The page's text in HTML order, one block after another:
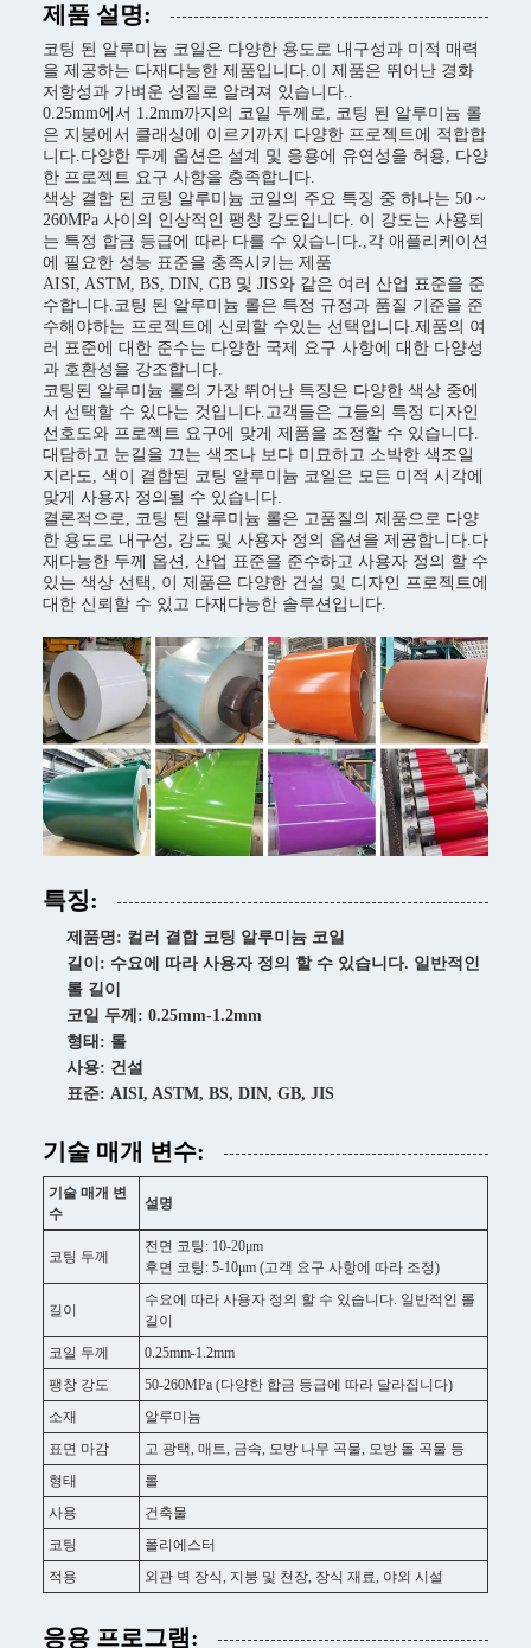
제품 설명:
코팅 된 알루미늄 코일은 다양한 용도로 내구성과 미적 매력
을 제공하는 다재다능한 제품입니다.이 제품은 뛰어난 경화
저항성과 가벼운 성질로 알려져 있습니다..
0.25mm에서 1.2mm까지의 코일 두께로, 코팅 된 알루미늄 롤
은 지붕에서 클래싱에 이르기까지 다양한 프로젝트에 적합합
니다.다양한 두께 옵션은 설계 및 응용에 유연성을 허용, 다양
한 프로젝트 요구 사항을 충족합니다.
색상 결합 된 코팅 알루미늄 코일의 주요 특징 중 하나는 50 ~
260MPa 사이의 인상적인 팽창 강도입니다. 이 강도는 사용되
는 특정 합금 등급에 따라 다를 수 있습니다.,각 애플리케이션
에 필요한 성능 표준을 충족시키는 제품
AISI, ASTM, BS, DIN, GB 및 JIS와 같은 여러 산업 표준을 준
수합니다.코팅 된 알루미늄 롤은 특정 규정과 품질 기준을 준
수해야하는 프로젝트에 신뢰할 수있는 선택입니다.제품의 여
러 표준에 대한 준수는 다양한 국제 요구 사항에 대한 다양성
과 호환성을 강조합니다.
코팅된 알루미늄 롤의 가장 뛰어난 특징은 다양한 색상 중에
서 선택할 수 있다는 것입니다.고객들은 그들의 특정 디자인
선호도와 프로젝트 요구에 맞게 제품을 조정할 수 있습니다.
대담하고 눈길을 끄는 색조나 보다 미묘하고 소박한 색조일
지라도, 색이 결합된 코팅 알루미늄 코일은 모든 미적 시각에
맞게 사용자 정의될 수 있습니다.
결론적으로, 코팅 된 알루미늄 롤은 고품질의 제품으로 다양
한 용도로 내구성, 강도 및 사용자 정의 옵션을 제공합니다.다
재다능한 두께 옵션, 산업 표준을 준수하고 사용자 정의 할 수
있는 색상 선택, 이 제품은 다양한 건설 및 디자인 프로젝트에
대한 신뢰할 수 있고 다재다능한 솔루션입니다.
특징:
제품명: 컬러 결합 코팅 알루미늄 코일
길이: 수요에 따라 사용자 정의 할 수 있습니다. 일반적인
롤 길이
코일 두께: 0.25mm-1.2mm
형태: 롤
사용: 건설
표준: AISI, ASTM, BS, DIN, GB, JIS
기술 매개 변수:
기술 매개 변
수
설명
코팅 두께
전면 코팅: 10-20μm
후면 코팅: 5-10μm (고객 요구 사항에 따라 조정)
길이
수요에 따라 사용자 정의 할 수 있습니다. 일반적인 롤
길이
코일 두께
0.25mm-1.2mm
팽창 강도
50-260MPa (다양한 합금 등급에 따라 달라집니다)
소재
알루미늄
표면 마감
고 광택, 매트, 금속, 모방 나무 곡물, 모방 돌 곡물 등
형태
롤
사용
건축물
코팅
폴리에스터
적용
외관 벽 장식, 지붕 및 천장, 장식 재료, 야외 시설
응용 프로그램: